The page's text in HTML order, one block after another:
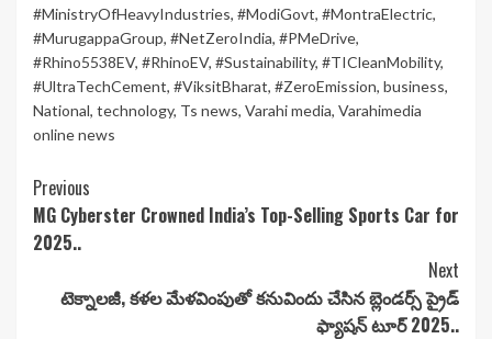
#MinistryOfHeavyIndustries, #ModiGovt, #MontraElectric,
#MurugappaGroup, #NetZeroIndia, #PMeDrive,
#Rhino5538EV, #RhinoEV, #Sustainability, #TICleanMobility,
#UltraTechCement, #ViksitBharat, #ZeroEmission, business,
National, technology, Ts news, Varahi media, Varahimedia
online news
Continue
Reading
Previous
MG Cyberster Crowned India’s Top-Selling Sports Car for
2025..
Next
టెక్నాలజీ, కళల మేళవింపుతో కనువిందు చేసిన బ్లెండర్స్ ప్రైడ్
ఫ్యాషన్ టూర్ 2025..